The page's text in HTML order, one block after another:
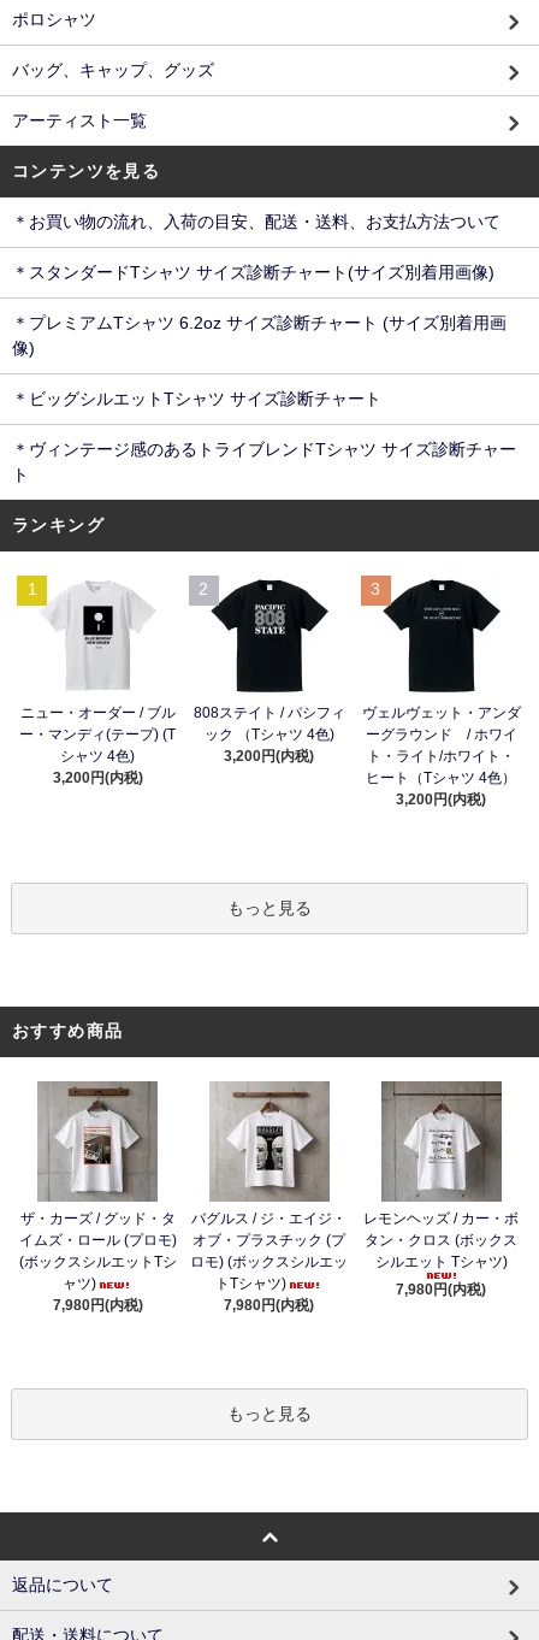
ポロシャツ
バッグ、キャップ、グッズ
アーティスト一覧
コンテンツを見る
＊お買い物の流れ、入荷の目安、配送・送料、お支払方法ついて
＊スタンダードTシャツ サイズ診断チャート(サイズ別着用画像)
＊プレミアムTシャツ 6.2oz サイズ診断チャート (サイズ別着用画
像)
＊ビッグシルエットTシャツ サイズ診断チャート
＊ヴィンテージ感のあるトライブレンドTシャツ サイズ診断チャー
ト
ランキング
1
ニュー・オーダー / ブル
ー・マンディ(テープ) (T
シャツ 4色)
3,200円(内税)
2
808ステイト / パシフィ
ック （Tシャツ 4色)
3,200円(内税)
3
ヴェルヴェット・アンダ
ーグラウンド / ホワイ
ト・ライト/ホワイト・
ヒート（Tシャツ 4色）
3,200円(内税)
もっと見る
おすすめ商品
ザ・カーズ / グッド・タ
イムズ・ロール (プロモ)
(ボックスシルエットTシ
ャツ)
7,980円(内税)
バグルス / ジ・エイジ・
オブ・プラスチック (プ
ロモ) (ボックスシルエッ
トTシャツ)
7,980円(内税)
レモンヘッズ / カー・ボ
タン・クロス (ボックス
シルエット Tシャツ)
7,980円(内税)
もっと見る
返品について
配送・送料について